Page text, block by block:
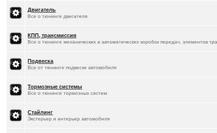
Двигатель
Все о тюнинге двигателя
КПП, трансмиссия
Все о тюнинге механических и автоматических коробок передач, элементов
Подвеска
Все от тюнинге подвески автомобиля
Тормозные системы
Все о тюнинге тормозных систем
Стайлинг
Экстерьер и интерьер автомобиля